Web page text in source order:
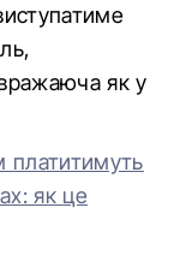
як у
платитимуть
як це